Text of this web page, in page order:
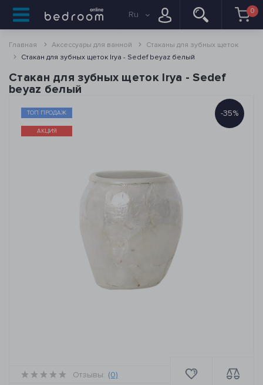
Ru 0
Главная Аксессуары для ванной
Стаканы для зубных щеток
Стакан для зубных щеток Irya - Sedef beyaz белый
Стакан для зубных щеток Irya - Sedef
beyaz белый
-35%
ТОП ПРОДАЖ
АКЦИЯ
Отзывы: (0)